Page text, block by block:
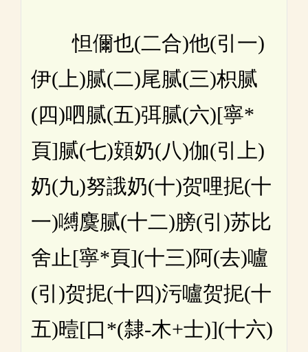
怛儞也(二合)他(引一)
伊(上)腻(二)尾腻(三)枳腻
(四)呬腻(五)弭腻(六)[寧*
頁]腻(七)頞奶(八)伽(引上)
奶(九)努誐奶(十)贺哩抳(十
一)嚩麌腻(十二)膀(引)苏比
舍止[寧*頁](十三)阿(去)嚧
(引)贺抳(十四)污嚧贺抳(十
五)曀[口*(隸-木+士)](十六)